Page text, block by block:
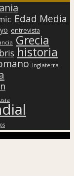
Edad Media
entrevista
Grecia
historia
Inglaterra